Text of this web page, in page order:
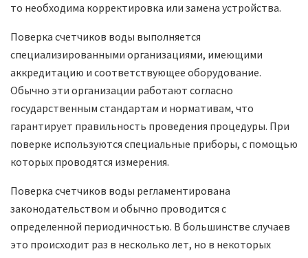
то необходима корректировка или замена устройства.
Поверка счетчиков воды выполняется
специализированными организациями, имеющими
аккредитацию и соответствующее оборудование.
Обычно эти организации работают согласно
государственным стандартам и нормативам, что
гарантирует правильность проведения процедуры. При
поверке используются специальные приборы, с помощью
которых проводятся измерения.
Поверка счетчиков воды регламентирована
законодательством и обычно проводится с
определенной периодичностью. В большинстве случаев
это происходит раз в несколько лет, но в некоторых